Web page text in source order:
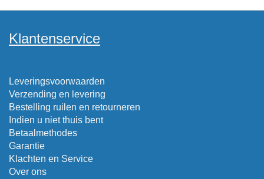
Klantenservice
Leveringsvoorwaarden
Verzending en levering
Bestelling ruilen en retourneren
Indien u niet thuis bent
Betaalmethodes
Garantie
Klachten en Service
Over ons